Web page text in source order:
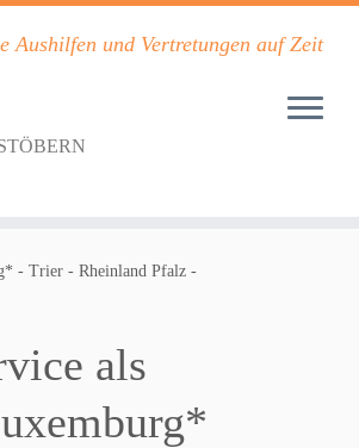
Aushilfen und Vertretungen auf Zeit
- Trier - Rheinland Pfalz -
als